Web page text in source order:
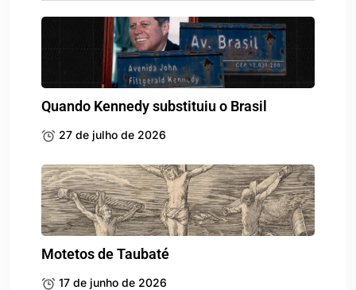
Quando Kennedy substituiu o Brasil
27 de julho de 2026
Motetos de Taubaté
17 de junho de 2026